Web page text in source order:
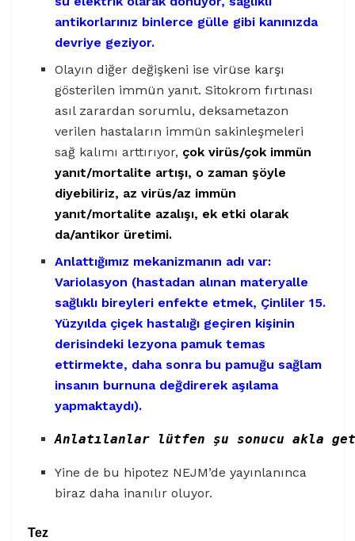
antikorlarınız binlerce gülle gibi kanınızda
devriye geziyor.
Olayın diğer değişkeni ise virüse karşı
gösterilen immün yanıt. Sitokrom fırtınası
asıl zarardan sorumlu, deksametazon
verilen hastaların immün sakinleşmeleri
sağ kalımı arttırıyor, çok virüs/çok immün
yanıt/mortalite artışı, o zaman şöyle
diyebiliriz, az virüs/az immün
yanıt/mortalite azalışı, ek etki olarak
da/antikor üretimi.
Anlattığımız mekanizmanın adı var:
Variolasyon (hastadan alınan materyalle
sağlıklı bireyleri enfekte etmek, Çinliler 15.
Yüzyılda çiçek hastalığı geçiren kişinin
derisindeki lezyona pamuk temas
ettirmekte, daha sonra bu pamuğu sağlam
insanın burnuna değdirerek aşılama
yapmaktaydı).
Anlatılanlar lütfen şu sonucu akla
Yine de bu hipotez NEJM’de yayınlanınca
biraz daha inanılır oluyor.
Tez